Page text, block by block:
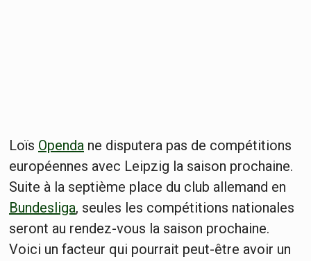
Loïs Openda ne disputera pas de compétitions
européennes avec Leipzig la saison prochaine.
Suite à la septième place du club allemand en
Bundesliga, seules les compétitions nationales
seront au rendez-vous la saison prochaine.
Voici un facteur qui pourrait peut-être avoir un